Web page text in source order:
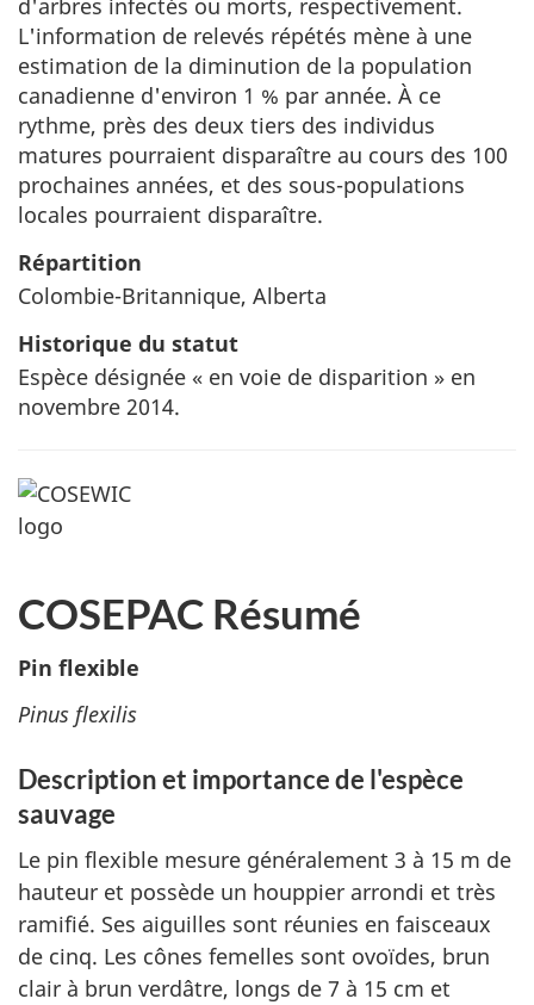
L'information de relevés répétés mène à une
estimation de la diminution de la population
canadienne d'environ 1 % par année. À ce
rythme, près des deux tiers des individus
matures pourraient disparaître au cours des 100
prochaines années, et des sous-populations
locales pourraient disparaître.
Répartition
Colombie-Britannique, Alberta
Historique du statut
Espèce désignée « en voie de disparition » en
novembre 2014.
COSEPAC Résumé
Pin flexible
Pinus flexilis
Description et importance de l'espèce
sauvage
Le pin flexible mesure généralement 3 à 15 m de
hauteur et possède un houppier arrondi et très
ramifié. Ses aiguilles sont réunies en faisceaux
de cinq. Les cônes femelles sont ovoïdes, brun
clair à brun verdâtre, longs de 7 à 15 cm et